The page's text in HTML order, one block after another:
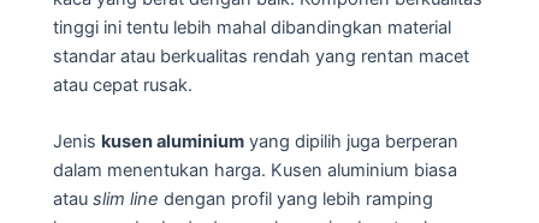
tinggi ini tentu lebih mahal dibandingkan material
standar atau berkualitas rendah yang rentan macet
atau cepat rusak.
Jenis kusen aluminium yang dipilih juga berperan
dalam menentukan harga. Kusen aluminium biasa
atau slim line dengan profil yang lebih ramping